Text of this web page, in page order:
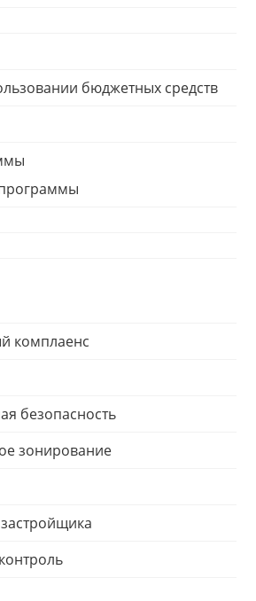
бюджетных средств
комплаенс
безопасность
зонирование